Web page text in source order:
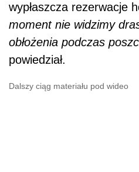
wypłaszcza rezerwacje
moment nie widzimy
obłożenia podczas
powiedział.
Dalszy ciąg materiału pod wideo